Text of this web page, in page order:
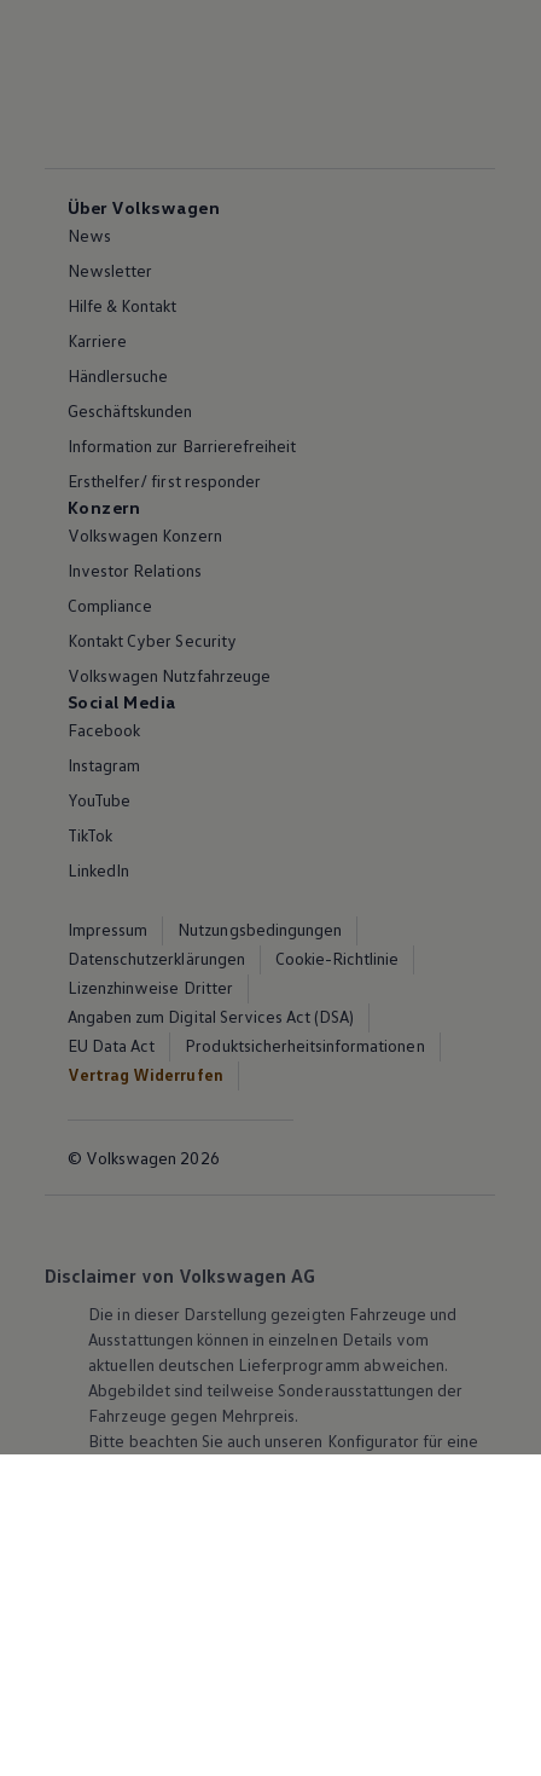
Über Volkswagen
News
Newsletter
Hilfe & Kontakt
Karriere
Händlersuche
Geschäftskunden
Information zur Barrierefreiheit
Ersthelfer/ first responder
Konzern
Volkswagen Konzern
Investor Relations
Compliance
Kontakt Cyber Security
Volkswagen Nutzfahrzeuge
Social Media
Facebook
Instagram
YouTube
TikTok
LinkedIn
Impressum
Nutzungsbedingungen
Datenschutzerklärungen
Cookie-Richtlinie
Lizenzhinweise Dritter
Angaben zum Digital Services Act (DSA)
EU Data Act
Produktsicherheitsinformationen
Vertrag Widerrufen
© Volkswagen 2026
Disclaimer von Volkswagen AG
Die in dieser Darstellung gezeigten Fahrzeuge und
Ausstattungen können in einzelnen Details vom
aktuellen deutschen Lieferprogramm abweichen.
Abgebildet sind teilweise Sonderausstattungen der
Fahrzeuge gegen Mehrpreis.
Bitte beachten Sie auch unseren Konfigurator für eine